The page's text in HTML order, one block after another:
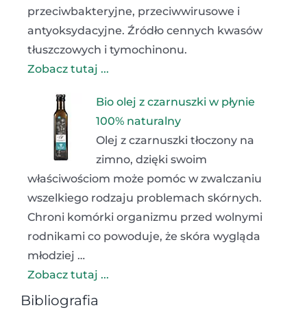
przeciwbakteryjne, przeciwwirusowe i
antyoksydacyjne. Źródło cennych kwasów
tłuszczowych i tymochinonu.
Zobacz tutaj ...
Bio olej z czarnuszki w płynie
100% naturalny
Olej z czarnuszki tłoczony na
zimno, dzięki swoim
właściwościom może pomóc w zwalczaniu
wszelkiego rodzaju problemach skórnych.
Chroni komórki organizmu przed wolnymi
rodnikami co powoduje, że skóra wygląda
młodziej …
Zobacz tutaj ...
Bibliografia